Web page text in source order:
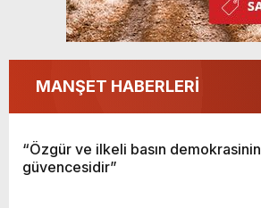
MANŞET HABERLERİ
“Özgür ve ilkeli basın demokrasinin
güvencesidir”